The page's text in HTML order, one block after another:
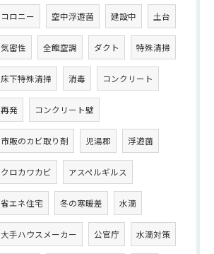
コロニー 空中浮遊菌 建設中 土台
気密性 全館空調 ダクト 特殊清掃
床下特殊清掃 消毒 コンクリート
再発 コンクリート壁
市販のカビ取り剤 児湯郡 浮遊菌
クロカワカビ アスペルギルス
省エネ住宅 冬の寒暖差 水滴
大手ハウスメーカー 公官庁 水滴対策